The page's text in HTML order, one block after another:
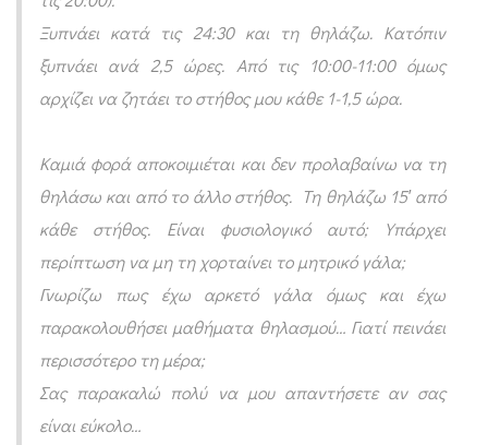
Ξυπνάει κατά τις 24:30 και τη θηλάζω. Κατόπιν
ξυπνάει ανά 2,5 ώρες. Από τις 10:00-11:00 όμως
αρχίζει να ζητάει το στήθος μου κάθε 1-1,5 ώρα.
Καμιά φορά αποκοιμιέται και δεν προλαβαίνω να τη
θηλάσω και από το άλλο στήθος. Τη θηλάζω 15′ από
κάθε στήθος. Είναι φυσιολογικό αυτό; Υπάρχει
περίπτωση να μη τη χορταίνει το μητρικό γάλα;
Γνωρίζω πως έχω αρκετό γάλα όμως και έχω
παρακολουθήσει μαθήματα θηλασμού… Γιατί πεινάει
περισσότερο τη μέρα;
Σας παρακαλώ πολύ να μου απαντήσετε αν σας
είναι εύκολο…